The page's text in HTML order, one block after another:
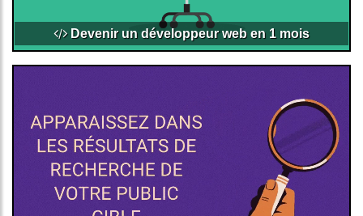
Devenir un développeur web en 1 mois